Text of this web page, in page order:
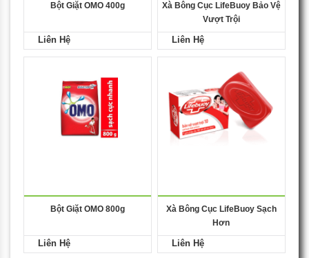
Bột Giặt OMO 400g
Liên Hệ
Xà Bông Cục LifeBuoy Bảo Vệ
Vượt Trội
Liên Hệ
Bột Giặt OMO 800g
Liên Hệ
Xà Bông Cục LifeBuoy Sạch
Hơn
Liên Hệ